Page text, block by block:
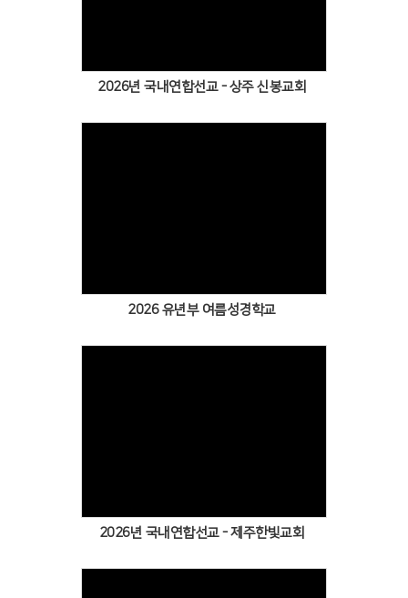
2026년 국내연합선교 - 상주 신봉교회
2026 유년부 여름성경학교
2026년 국내연합선교 - 제주한빛교회